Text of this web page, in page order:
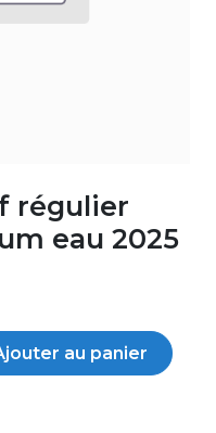
régulier
eau 2025
au panier